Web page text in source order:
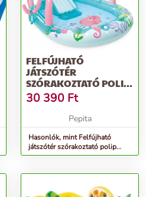
FELFÚJHATÓ
JÁTSZÓTÉR
SZÓRAKOZTATÓ POLIP
INTEX 56138
30 390 Ft
Pepita
Hasonlók, mint Felfújható
játszótér szórakoztató polip
intex 56138